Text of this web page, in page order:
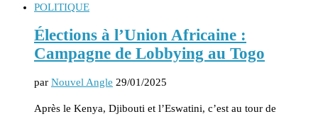
POLITIQUE
Élections à l’Union Africaine :
Campagne de Lobbying au Togo
par Nouvel Angle 29/01/2025
Après le Kenya, Djibouti et l’Eswatini, c’est au tour de